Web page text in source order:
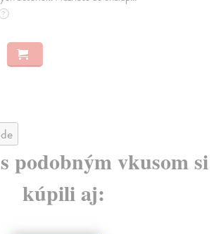
?
podobným vkusom si
kúpili aj: